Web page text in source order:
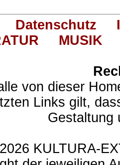
Datenschutz
MUSIK
von dieser
Links gilt,
Gestaltung
KULTURA-